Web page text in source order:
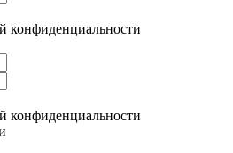
конфиденциальности
конфиденциальности